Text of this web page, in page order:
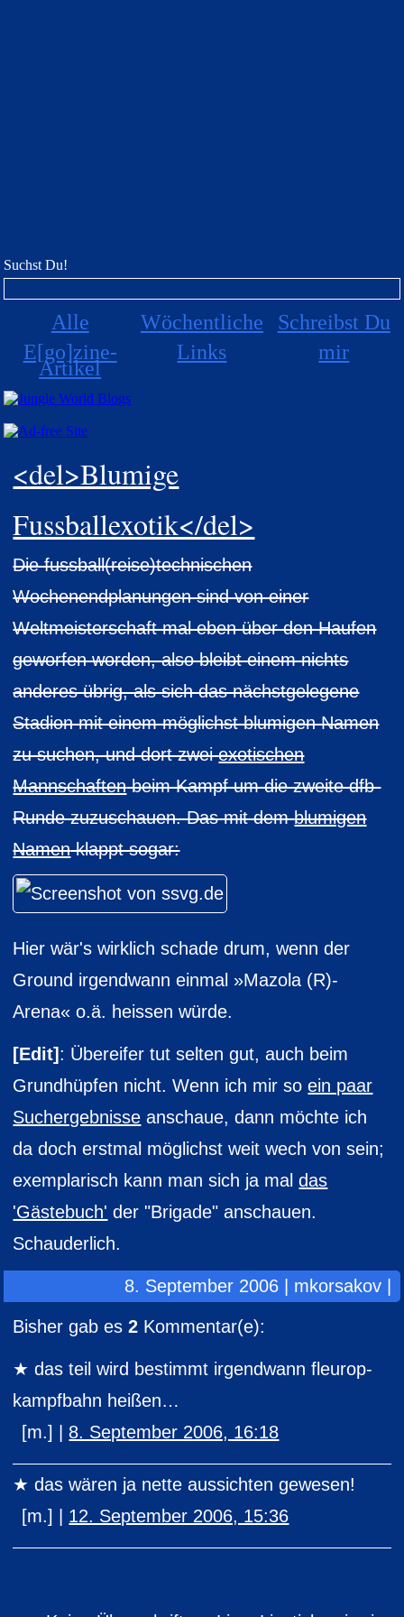
<del>Blumige
Fussballexotik</del>
Die fussball(reise)technischen
Wochenendplanungen sind von einer
Weltmeisterschaft mal eben über den Haufen
geworfen worden, also bleibt einem nichts
anderes übrig, als sich das nächstgelegene
Stadion mit einem möglichst blumigen Namen
zu suchen, und dort zweiexotischen
Mannschaftenbeim Kampf um die zweite dfb-
Runde zuzuschauen. Das mit demblumigen
Namenklappt sogar:
Hier wär's wirklich schade drum, wenn der
Ground irgendwann einmal »Mazola (R)-
Arena« o.ä. heissen würde.
[Edit] : Übereifer tut selten gut, auch beim
Grundhüpfen nicht. Wenn ich mir soein paar
Suchergebnisse anschaue, dann möchte ich
da doch erstmal möglichst weit wech von sein;
exemplarisch kann man sich ja maldas
'Gästebuch' der "Brigade" anschauen.
Schauderlich.
8. September 2006 | mkorsakov |
Bisher gab es2 Kommentar(e):
das teil wird bestimmt irgendwann fleurop-
kampfbahn heißen…
[m.] | 8. September 2006, 16:18
das wären ja nette aussichten gewesen!
[m.] | 12. September 2006, 15:36
Suchst Du!
Alle
E[go]zine-
Artikel
Wöchentliche
Links
Schreibst Du
mir